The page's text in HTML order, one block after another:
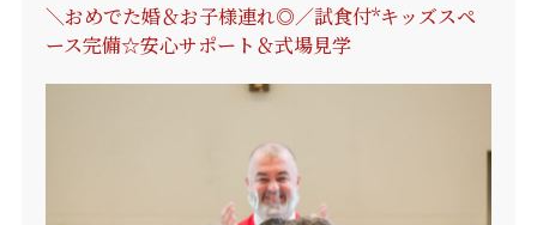
＼おめでた婚＆お子様連れ◎／試食付*キッズスペ
ース完備☆安心サポート＆式場見学